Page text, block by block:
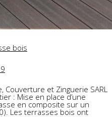
bois
et Zinguerie SARL
: Mise en place d’une
en composite sur un
Les terrasses bois ont